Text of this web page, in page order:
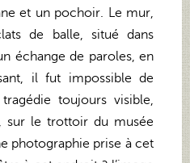
et un pochoir. Le mur,
de balle, situé dans
échange de paroles, en
il fut impossible de
tragédie toujours visible,
sur le trottoir du musée
photographie prise à cet